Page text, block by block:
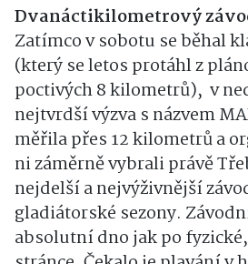
Dvanáctikilometrový
Zatímco v sobotu se běhal
(který se letos protáhl z
poctivých 8 kilometrů), v
nejtvrdší výzva s názvem
měřila přes 12 kilometrů a
ni záměrně vybrali právě
nejdelší a nejvýživnější
gladiátorské sezony.
absolutní dno jak po